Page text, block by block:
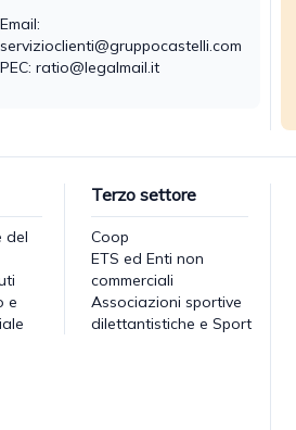
Email:
servizioclienti@gruppocastelli.com
PEC: ratio@legalmail.it
del
e
Terzo settore
Coop
ETS ed Enti non
commerciali
Associazioni sportive
dilettantistiche e Sport